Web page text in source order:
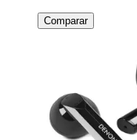
Comparar